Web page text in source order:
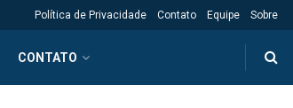
Política de Privacidade Contato Equipe Sobre
CONTATO